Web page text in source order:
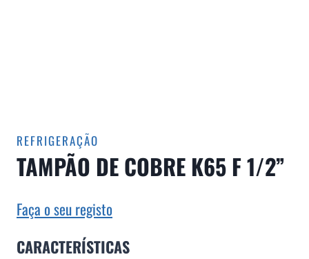
REFRIGERAÇÃO
TAMPÃO DE COBRE K65 F 1/2”
Faça o seu registo
CARACTERÍSTICAS